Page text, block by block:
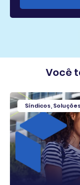
Você
Síndicos Soluções